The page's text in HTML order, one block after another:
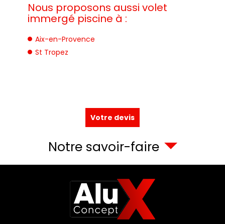
Nous proposons aussi volet
immergé piscine à :
Aix-en-Provence
St Tropez
Votre devis
Notre savoir-faire